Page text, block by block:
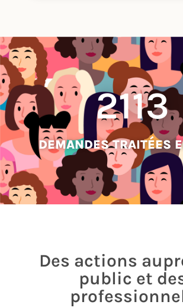
2113
DEMANDES TRAITÉES
Des actions
public et